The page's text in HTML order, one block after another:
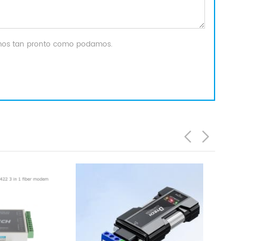
tan pronto como podamos.